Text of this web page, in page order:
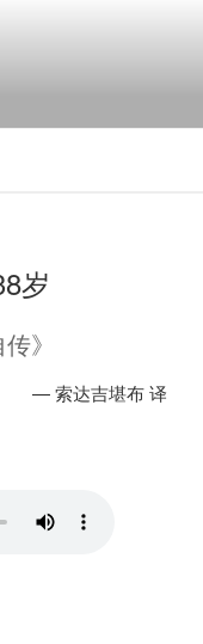
岁
》
— 索达吉堪布 译